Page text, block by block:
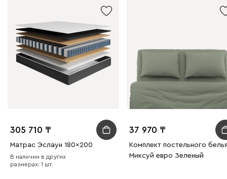
305 710
Матрас Эслаун 180x200
В наличии в других
размерах: 1 шт.
37 970
Комплект постельного
Миксуй евро Зеленый